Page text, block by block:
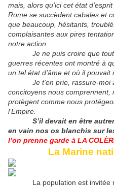
mais, alors qu’ici cet état
Rome se succèdent cabales et
que beaucoup, hésitants,
complaisantes aux pires
notre action.
Je ne puis croire que
guerres récentes ont montré à
un tel état d’âme et où il pouvait
Je t’en prie, rassure-
concitoyens nous comprennent,
protègent comme nous
l’Empire.
S’il devait en être
en vain nos os blanchis sur
l’on prenne garde à LA
La Marine
La population est invitée